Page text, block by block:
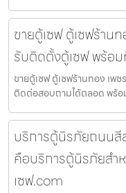
ขายตู้เซฟ ตู้เซฟร้าน
รับติดตั้งตู้เซฟ พร้อ
ขายตู้เซฟ ตู้เซฟร้านทอง เพ
ติดต่อสอบถามได้ตลอด พร้อ
บริการตู้นิรภัยถนนสีล
คือบริการตู้นิรภัยสำ
เซฟ.com